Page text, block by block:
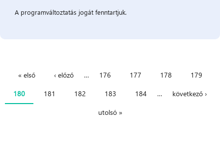
A programváltoztatás jogát fenntartjuk.
« első ‹ előző … 176 177 178
179
180
181 182 183 184 …
következő ›
utolsó »